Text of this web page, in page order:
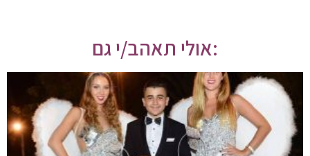
אולי תאהב/י גם: